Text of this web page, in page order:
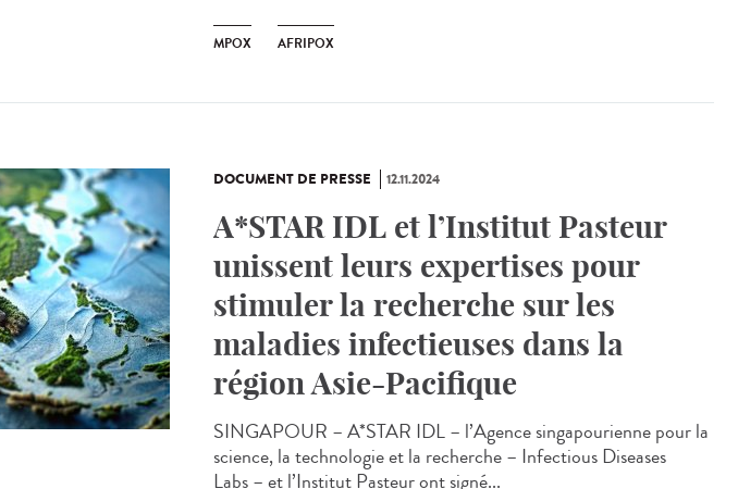
MPOX AFRIPOX
DOCUMENT DE PRESSE 12.11.2024
A*STAR IDL et l’Institut Pasteur
unissent leurs expertises pour
stimuler la recherche sur les
maladies infectieuses dans la
région Asie-Pacifique
SINGAPOUR – A*STAR IDL – l’Agence singapourienne pour la
science, la technologie et la recherche – Infectious Diseases
Labs – et l’Institut Pasteur ont signé...